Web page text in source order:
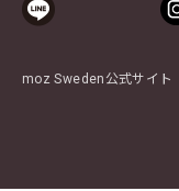
moz Sweden公式サイト